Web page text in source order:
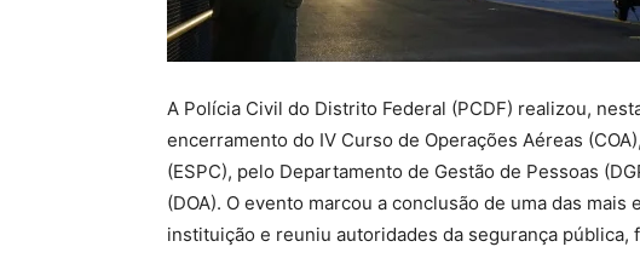
A Polícia Civil do Distrito Federal (PCDF) realizou,
encerramento do IV Curso de Operações Aéreas
(ESPC), pelo Departamento de Gestão de Pessoas
(DOA). O evento marcou a conclusão de uma das
instituição e reuniu autoridades da segurança pública,